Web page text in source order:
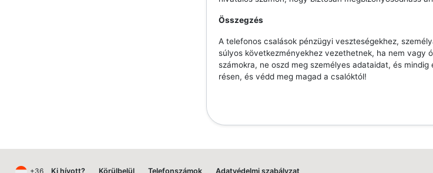
Összegzés
A telefonos csalások pénzügyi veszteségekhez,
súlyos következményekhez vezethetnek, ha nem vagy
számokra, ne oszd meg személyes adataidat, és
résen, és védd meg magad a csalóktól!
+36 Ki hívott? Körülbelül Telefonszámok Adatvédelmi szabályzat